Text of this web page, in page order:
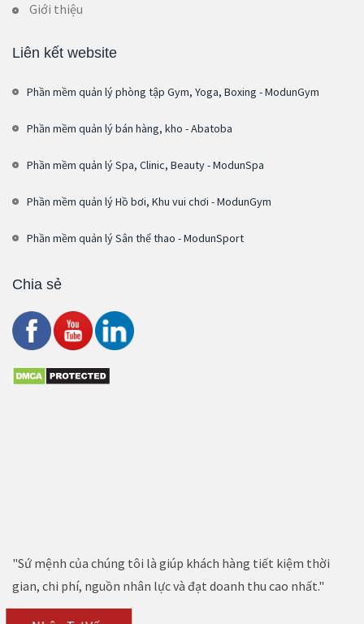
Giới thiệu
Liên kết website
Phần mềm quản lý phòng tập Gym, Yoga, Boxing - ModunGym
Phần mềm quản lý bán hàng, kho - Abatoba
Phần mềm quản lý Spa, Clinic, Beauty - ModunSpa
Phần mềm quản lý Hồ bơi, Khu vui chơi - ModunGym
Phần mềm quản lý Sân thể thao - ModunSport
Chia sẻ
"Sứ mệnh của chúng tôi là giúp khách hàng tiết kiệm thời
gian, chi phí, nguồn nhân lực và đạt doanh thu cao nhất."